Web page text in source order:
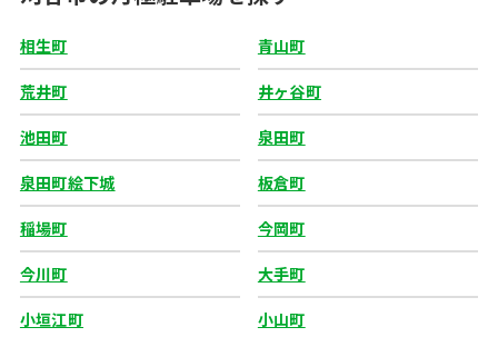
相生町 青山町
荒井町 井ヶ谷町
池田町 泉田町
泉田町絵下城 板倉町
稲場町 今岡町
今川町 大手町
小垣江町 小山町